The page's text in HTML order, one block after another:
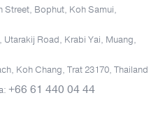
Bophut, Koh Samui,
Road, Krabi Yai, Muang,
Koh Chang, Trat 23170, Thailand
+66 61 440 04 44